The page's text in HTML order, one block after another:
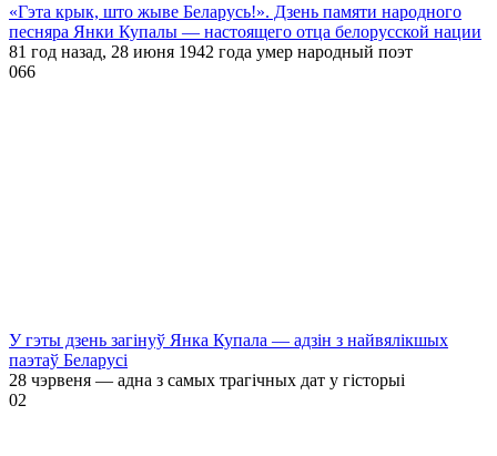
«Гэта крык, што жыве Беларусь!». Дзень памяти народного
песняра Янки Купалы — настоящего отца белорусской нации
81 год назад, 28 июня 1942 года умер народный поэт
066
У гэты дзень загінуў Янка Купала — адзін з найвялікшых
паэтаў Беларусі
28 чэрвеня — адна з самых трагічных дат у гісторыі
02